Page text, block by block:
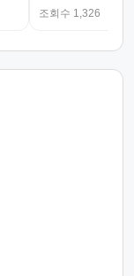
조회수 1,326